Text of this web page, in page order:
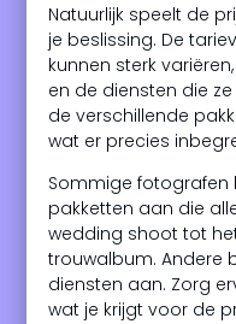
Natuurlijk speelt de
je beslissing. De
kunnen sterk
en de diensten die
de verschillende
wat er precies
Sommige fotografen
pakketten aan die
wedding shoot tot
trouwalbum. Andere
diensten aan. Zorg
wat je krijgt voor de